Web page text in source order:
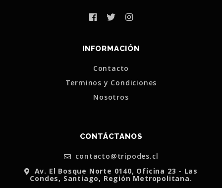
INFORMACIÓN
Contacto
Terminos y Condiciones
Nosotros
CONTÁCTANOS
contacto@tripodes.cl
Av. El Bosque Norte 0140, Oficina 23 - Las
Condes, Santiago, Región Metropolitana.